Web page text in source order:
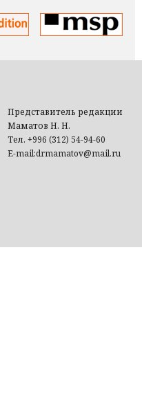
Представитель редакции
Маматов Н. Н.
Тел. +996 (312) 54-94-60
E-mail:drmamatov@mail.ru